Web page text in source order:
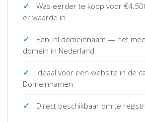
✓
Was eerder te koop voor
er waarde in
✓
Een .nl domeinnaam — het
domein in Nederland
✓
Ideaal voor een website in de
Domeinnamen
✓ Direct beschikbaar om te